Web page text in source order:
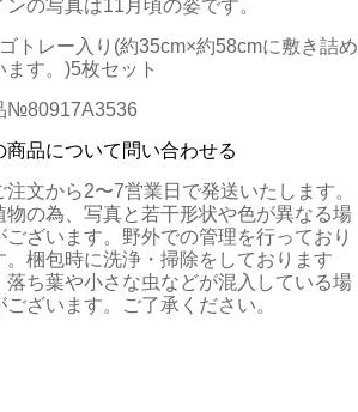
ンの写真は11月頃の姿です。
トレー入り(約35cm×約58cmに敷き詰め
ます。)5枚セット
№80917A3536
商品について問い合わせる
文から2〜7営業日で発送いたします。
の為、写真と若干形状や色が異なる場
ございます。野外での管理を行っており
。梱包時に洗浄・掃除をしております
落ち葉や小さな虫などが混入している場
ございます。ご了承ください。